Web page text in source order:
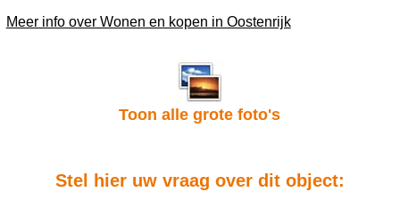
Meer info over Wonen en kopen in Oostenrijk
Toon alle grote foto's
Stel hier uw vraag over dit object: